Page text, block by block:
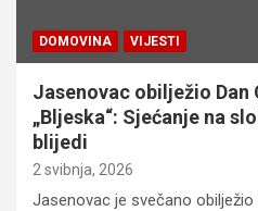
DOMOVINA VIJESTI
Jasenovac obilježio Dan
„Bljeska“: Sjećanje na
blijedi
2 svibnja, 2026
Jasenovac je svečano obilježio